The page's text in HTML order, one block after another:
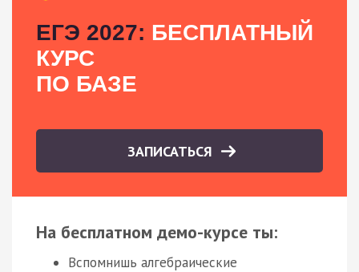
ЕГЭ 2027: БЕСПЛАТНЫЙ
КУРС
ПО БАЗЕ
ЗАПИСАТЬСЯ
На бесплатном демо-курсе ты:
Вспомнишь алгебраические